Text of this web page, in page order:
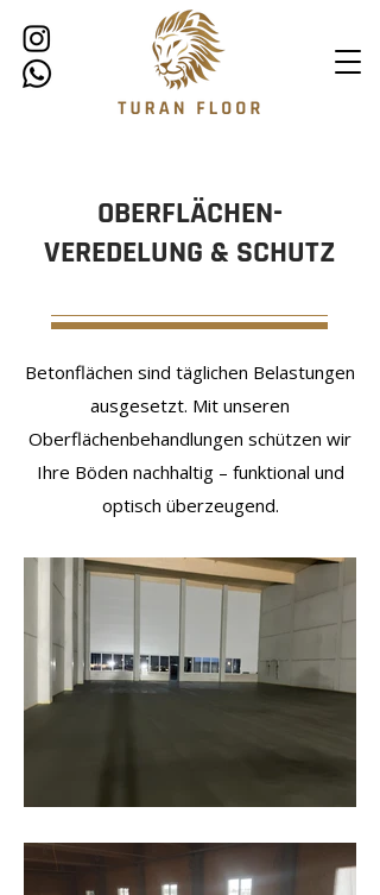
Betonflächen sind täglichen Belastungen
ausgesetzt. Mit unseren
Oberflächenbehandlungen schützen wir
Ihre Böden nachhaltig – funktional und
optisch überzeugend.
OBERFLÄCHEN-
VEREDELUNG & SCHUTZ